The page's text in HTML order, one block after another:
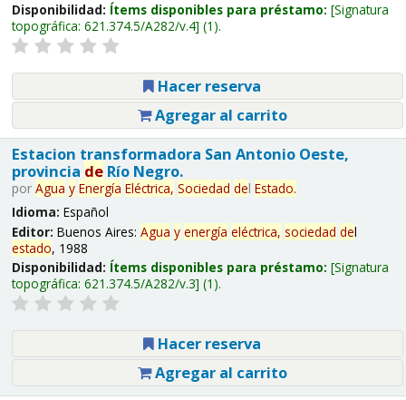
Disponibilidad: Ítems disponibles para préstamo: Signatura
topográfica: 621.374.5/A282/v.4 (1).
Hacer reserva
Agregar al carrito
Estacion transformadora San Antonio Oeste,
provincia deRío Negro.
por Agua y Energía Eléctrica, Sociedad del Estado.
Idioma: Español
Editor: Buenos Aires: Agua y energía eléctrica, sociedad del
estado, 1988
Disponibilidad: Ítems disponibles para préstamo: Signatura
topográfica: 621.374.5/A282/v.3 (1).
Hacer reserva
Agregar al carrito